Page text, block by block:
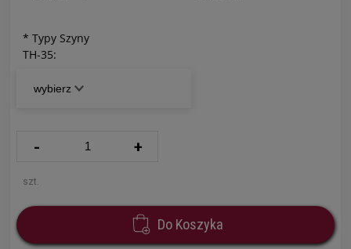
* Typy Szyny
TH-35:
- +
szt.
Do Koszyka